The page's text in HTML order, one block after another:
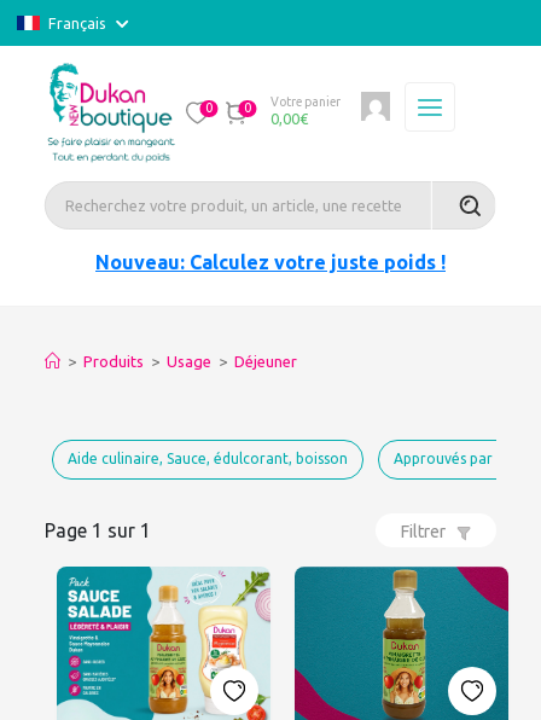
Français
0 0 Votre panier
0,00€
Nouveau: Calculez votre juste poids !
> Produits > Usage > Déjeuner
Aide culinaire, Sauce, édulcorant, boisson Approuvés par Dukan
Page 1 sur 1 Filtrer